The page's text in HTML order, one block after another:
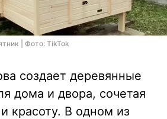
| Фото: TikTok
создает деревянные
дома и двора, сочетая
красоту. В одном из